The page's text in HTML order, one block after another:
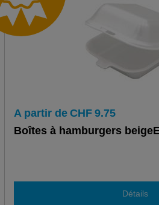
A partir de CHF 9.75
Boîtes à hamburgers
Détails